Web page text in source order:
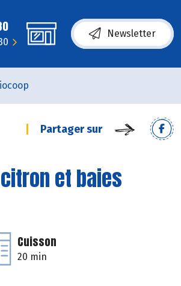
Newsletter
Partager sur
et baies
Cuisson
20 min